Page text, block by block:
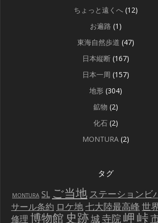
ちょっと遠くへ (12)
お遍路 (1)
東海自然歩道 (47)
日本縦断 (167)
日本一周 (157)
地形 (304)
鉱物 (2)
化石 (2)
MONTURA (2)
タグ
MONTURA SL ご当地 ステーションビ
サール条約 ロケ地七大陸最高峰 世
修理 博物館 史跡城寺院岬峠